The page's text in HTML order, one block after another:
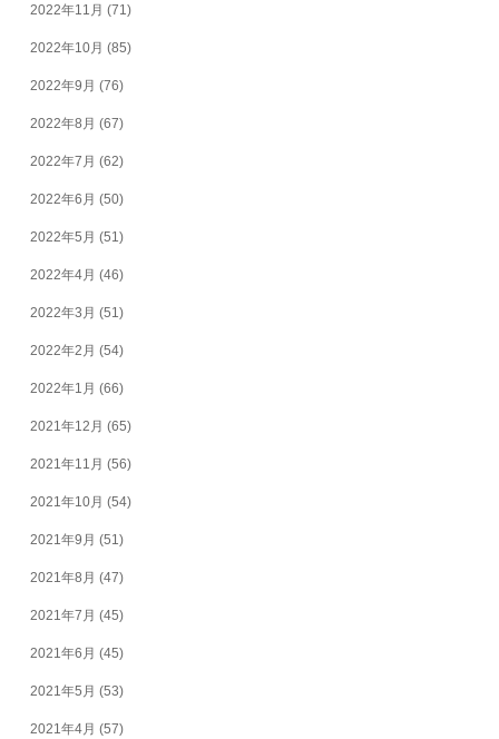
2022年11月 (71)
2022年10月 (85)
2022年9月 (76)
2022年8月 (67)
2022年7月 (62)
2022年6月 (50)
2022年5月 (51)
2022年4月 (46)
2022年3月 (51)
2022年2月 (54)
2022年1月 (66)
2021年12月 (65)
2021年11月 (56)
2021年10月 (54)
2021年9月 (51)
2021年8月 (47)
2021年7月 (45)
2021年6月 (45)
2021年5月 (53)
2021年4月 (57)